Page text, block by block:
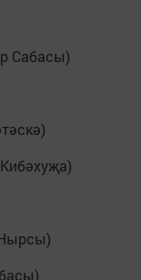
Сабасы)